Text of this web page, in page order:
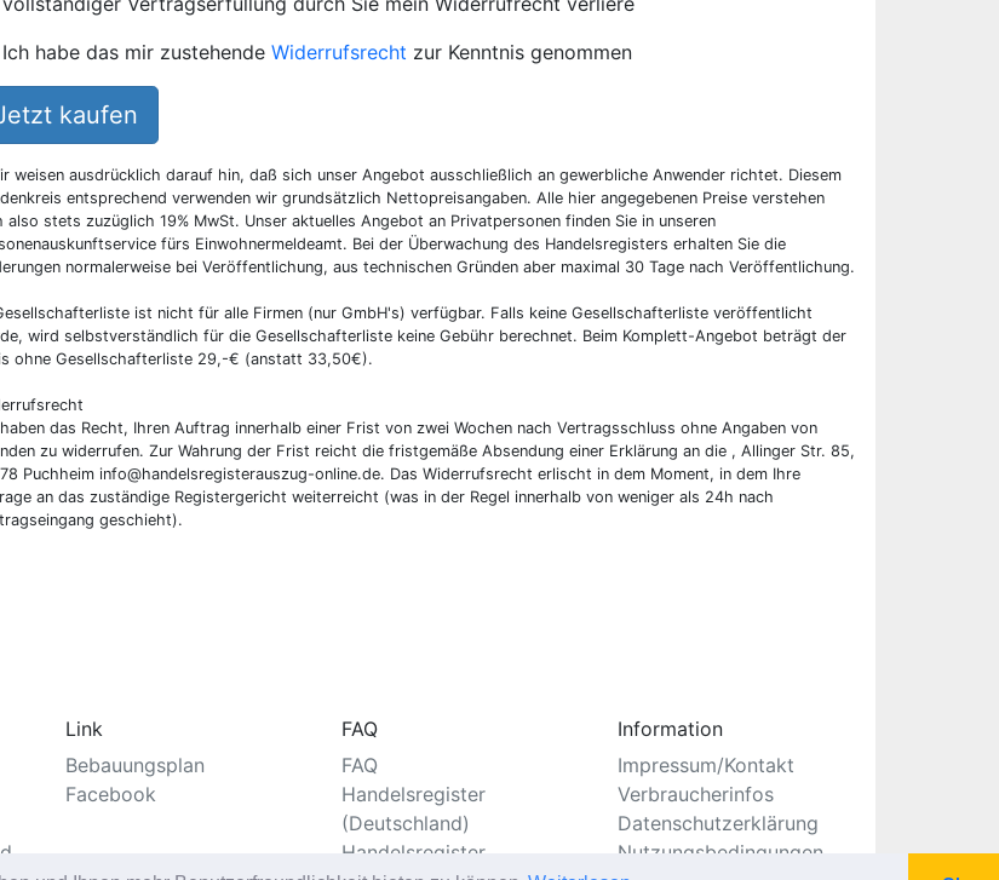
Ich habe das mir zustehende Widerrufsrecht zur Kenntnis genommen
kaufen
weisen ausdrücklich darauf hin, daß sich unser Angebot ausschließlich an gewerbliche Anwender richtet. Diesem
entsprechend verwenden wir grundsätzlich Nettopreisangaben. Alle hier angegebenen Preise verstehen
also stets zuzüglich 19% MwSt. Unser aktuelles Angebot an Privatpersonen finden Sie in unseren
fürs Einwohnermeldeamt. Bei der Überwachung des Handelsregisters erhalten Sie die
normalerweise bei Veröffentlichung, aus technischen Gründen aber maximal 30 Tage nach Veröffentlichung.
ist nicht für alle Firmen (nur GmbH's) verfügbar. Falls keine Gesellschafterliste veröffentlicht
wird selbstverständlich für die Gesellschafterliste keine Gebühr berechnet. Beim Komplett-Angebot beträgt der
ohne Gesellschafterliste 29,-€ (anstatt 33,50€).
das Recht, Ihren Auftrag innerhalb einer Frist von zwei Wochen nach Vertragsschluss ohne Angaben von
zu widerrufen. Zur Wahrung der Frist reicht die fristgemäße Absendung einer Erklärung an die , Allinger Str. 85,
Puchheim info@handelsregisterauszug-online.de. Das Widerrufsrecht erlischt in dem Moment, in dem Ihre
an das zuständige Registergericht weiterreicht (was in der Regel innerhalb von weniger als 24h nach
geschieht).
Link
Bebauungsplan
Facebook
FAQ
FAQ
Handelsregister
(Deutschland)
Handelsregister
Information
Impressum/Kontakt
Verbraucherinfos
Datenschutzerklärung
Nutzungsbedingungen